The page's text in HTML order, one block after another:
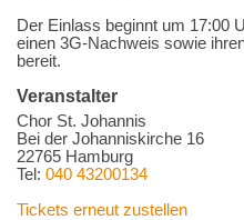
Der Einlass beginnt um 17:00
einen 3G-Nachweis sowie
bereit.
Veranstalter
Chor St. Johannis
Bei der Johanniskirche 16
22765 Hamburg
Tel: 040 43200134
Tickets erneut zustellen